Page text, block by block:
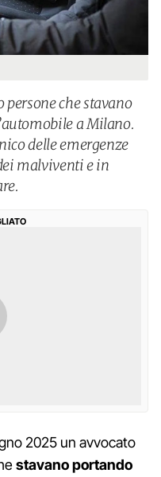
che stavano
a Milano.
delle emergenze
malviventi e in
2025 un avvocato
stavano portando